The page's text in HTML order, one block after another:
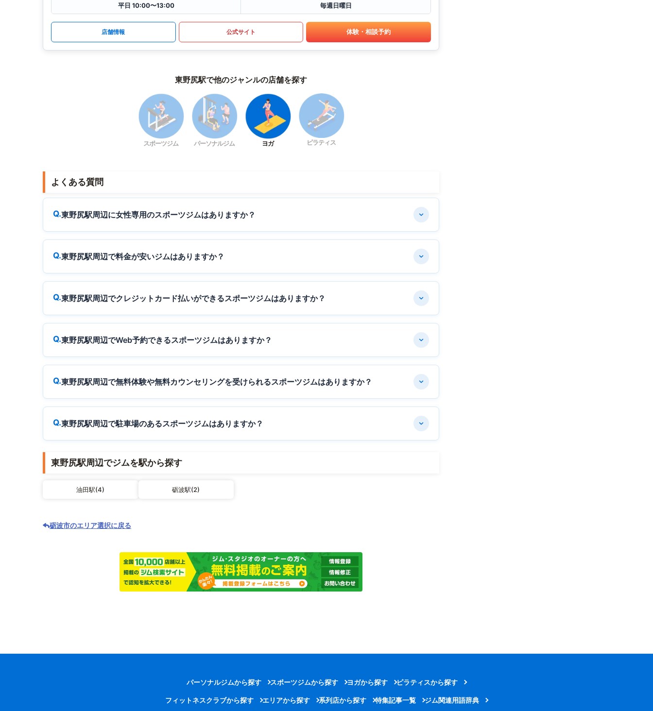
平日 10:00〜13:00
毎週日曜日
店舗情報 公式サイト 体験・相談予約
東野尻駅で他のジャンルの店舗を探す
スポーツジム パーソナルジム ヨガ ピラティス
よくある質問
東野尻駅周辺に女性専用のスポーツジムはありますか？
東野尻駅周辺で料金が安いジムはありますか？
東野尻駅周辺でクレジットカード払いができるスポーツジムはありますか？
東野尻駅周辺でWeb予約できるスポーツジムはありますか？
東野尻駅周辺で無料体験や無料カウンセリングを受けられるスポーツジムはありますか？
東野尻駅周辺で駐車場のあるスポーツジムはありますか？
東野尻駅周辺でジムを駅から探す
油田駅(4) 砺波駅(2)
砺波市のエリア選択に戻る
パーソナルジムから探す スポーツジムから探す ヨガから探す ピラティスから探す
フィットネスクラブから探す エリアから探す 系列店から探す 特集記事一覧 ジム関連用語辞典